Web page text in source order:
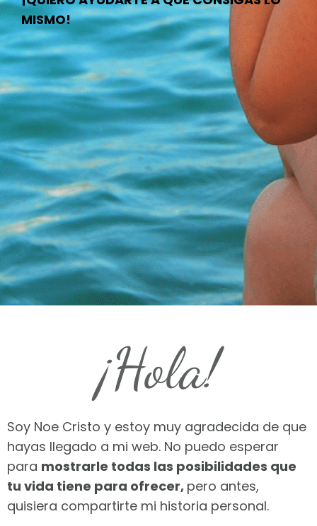
MISMO!
¡Hola!
Soy Noe Cristo y estoy muy agradecida de que
hayas llegado a mi web. No puedo esperar
para mostrarle todas las posibilidades que
tu vida tiene para ofrecer, pero antes,
quisiera compartirte mi historia personal.